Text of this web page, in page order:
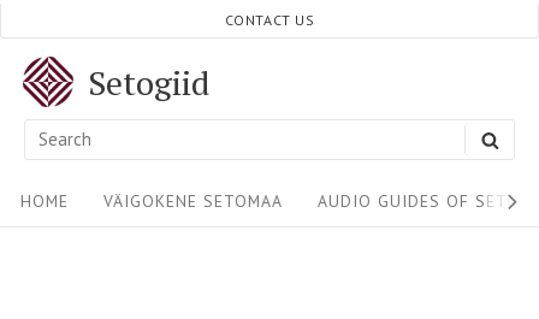
Setogiid
CONTACT US
HOME VÄIGOKENE SETOMAA AUDIO GUIDES OF